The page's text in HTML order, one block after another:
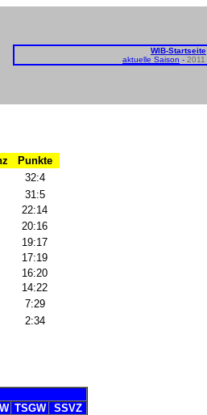
WIB-Startseite
aktuelle Saison - 2011
Punkte
32:4
31:5
22:14
20:16
19:17
17:19
16:20
14:22
7:29
2:34
TSGW
SSVZ